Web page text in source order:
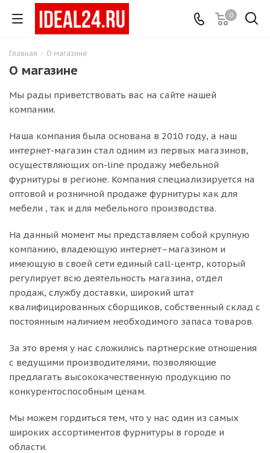
0
Главная - О магазине
О магазине
Мы рады приветствовать вас на сайте нашей
компании.
Наша компания была основана в 2010 году, а наш
интернет-магазин стал одним из первых магазинов,
осуществляющих on-line продажу мебельной
фурнитуры в регионе. Компания специализируется на
оптовой и розничной продаже фурнитуры как для
мебели , так и для мебельного производства.
На данный момент мы представляем собой крупную
компанию, владеющую интернет–магазином и
имеющую в своей сети единый call-центр, который
регулирует всю деятельность магазина, отдел
продаж, службу доставки, широкий штат
квалифицированных сборщиков, собственный склад c
постоянным наличием необходимого запаса товаров.
За это время у нас сложились партнерские отношения
с ведущими производителями, позволяющие
предлагать высококачественную продукцию по
конкурентоспособным ценам.
Мы можем гордиться тем, что у нас один из самых
широких ассортиментов фурнитуры в городе и
области.